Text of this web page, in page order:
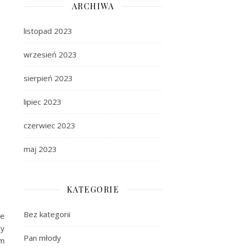
ARCHIWA
listopad 2023
wrzesień 2023
sierpień 2023
lipiec 2023
czerwiec 2023
maj 2023
KATEGORIE
Bez kategorii
Pan młody